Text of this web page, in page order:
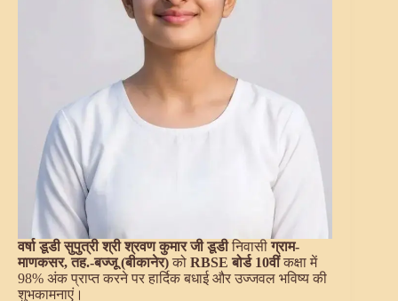
वर्षा डूडी सुपुत्री श्री श्रवण कुमार जी डूडीनिवासीग्राम-
माणकसर, तह.-बज्जू (बीकानेर) को RBSE बोर्ड 10वींकक्षा में
98% अंक प्राप्त करने पर हार्दिक बधाई और उज्जवल भविष्य की
शुभकामनाएं।